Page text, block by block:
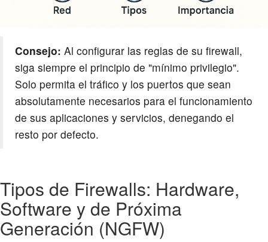
Consejo: Al configurar las reglas de su firewall,
siga siempre el principio de "mínimo privilegio".
Solo permita el tráfico y los puertos que sean
absolutamente necesarios para el funcionamiento
de sus aplicaciones y servicios, denegando el
resto por defecto.
Tipos de Firewalls: Hardware,
Software y de Próxima
Generación (NGFW)